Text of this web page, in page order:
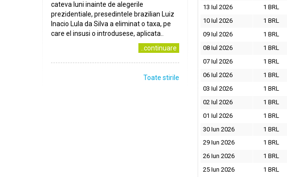
13 Iul 2026
1 BRL
10 Iul 2026
1 BRL
09 Iul 2026
1 BRL
08 Iul 2026
1 BRL
07 Iul 2026
1 BRL
06 Iul 2026
1 BRL
03 Iul 2026
1 BRL
02 Iul 2026
1 BRL
01 Iul 2026
1 BRL
30 Iun 2026
1 BRL
29 Iun 2026
1 BRL
26 Iun 2026
1 BRL
25 Iun 2026
1 BRL
cateva luni inainte de alegerile
prezidentiale, presedintele brazilian Luiz
Inacio Lula da Silva a eliminat o taxa, pe
care el insusi o introdusese, aplicata..
..continuare
Toate stirile